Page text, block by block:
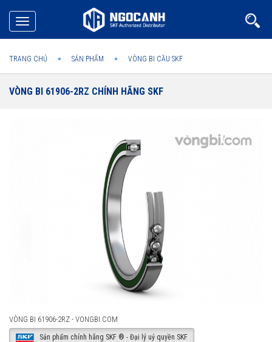
Toggle
navigation
TRANG CHỦ SẢN PHẨM VÒNG BI CẦU SKF
VÒNG BI 61906-2RZ CHÍNH HÃNG SKF
VÒNG BI 61906-2RZ - VONGBI.COM
Sản phẩm chính hãng SKF ® - Đại lý uỷ quyền SKF